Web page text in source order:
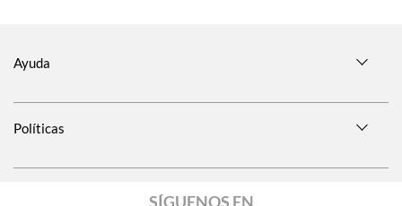
Ayuda
Políticas
SÍGUENOS EN